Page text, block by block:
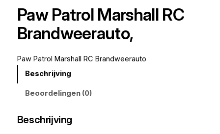
Paw Patrol Marshall RC
Brandweerauto,
Paw Patrol Marshall RC Brandweerauto
Beschrijving
Beoordelingen (0)
Beschrijving